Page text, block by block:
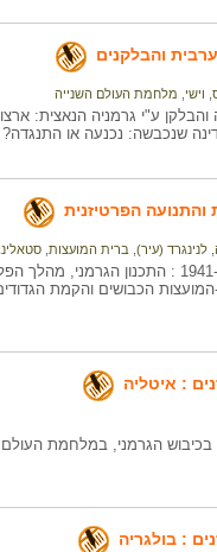
והבלקנים
וישי מלחמת העולם השנייה
ע"י גרמניה הנאצית:
שנכבשה: נכנעה או
הפרטיזנית
לנינגרד (עיר) ברית המועצות
"מבצע ברברוסה"- פלישת גרמניה לברית
הכבושים והקמת
: איטליה
במלחמת העולם השניה (יולי 1943
: בולגריה